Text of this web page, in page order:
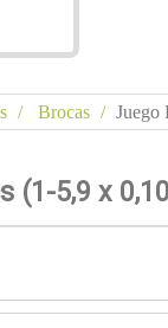
Brocas Juego
(1-5,9 x